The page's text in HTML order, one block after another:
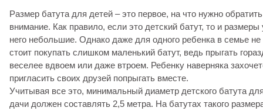
Размер батута для детей – это первое, на что нужно обратить
внимание. Как правило, если это детский батут, то и размеры
него небольшие. Однако даже для одного ребенка в семье не
стоит покупать слишком маленький батут, ведь прыгать
веселее вдвоем или даже втроем. Ребенку наверняка
пригласить своих друзей попрыгать вместе.
Учитывая все это, минимальный диаметр детского батута
дачи должен составлять 2,5 метра. На батутах такого